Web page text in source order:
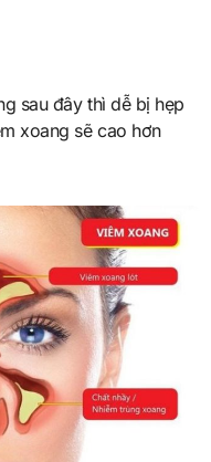
sau đây thì dễ bị hẹp
xoang sẽ cao hơn